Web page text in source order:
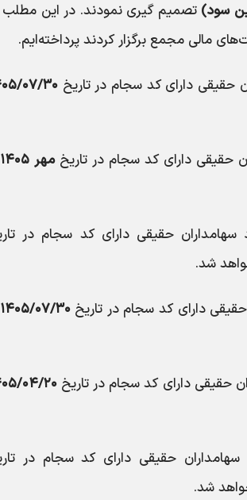
سود) تصمیم گیری نمودند. در این مطلب
مالی مجمع برگزار کردند پرداخته‌ایم.
دارای کد سجام در تاریخ ۱۴۰۵/
دارای کد سجام در تاریخمهر ۱۴۰۵
حقیقی دارای کد سجام در
شد.
دارای کد سجام در تاریخ۱۴۰۵/۰۷/۳۰
دارای کد سجام در تاریخ ۱۴۰۵/
حقیقی دارای کد سجام در
شد.